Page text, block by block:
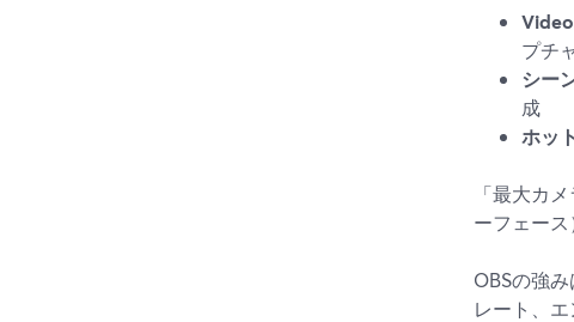
プチ
シー
成
ホッ
「最大カ
ーフェース
OBSの強み
レート、